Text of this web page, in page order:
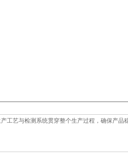
工艺与检测系统贯穿整个生产过程，确保产品